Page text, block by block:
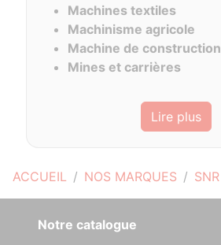
ACCUEIL NOS MARQUES SNR
Machines textiles
Machinisme agricole
Machine de construction
Mines et carrières
Lire plus
Notre catalogue